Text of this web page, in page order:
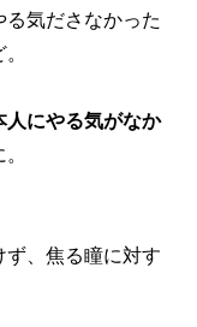
る気ださなかった
人にやる気がなか
、焦る瞳に対す